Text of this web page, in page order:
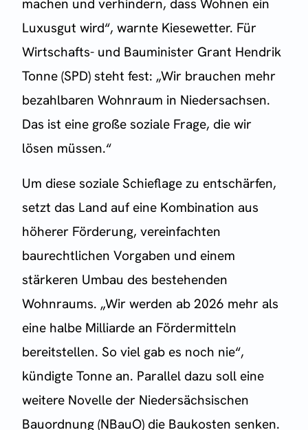
machen und verhindern, dass Wohnen ein
Luxusgut wird“, warnte Kiesewetter. Für
Wirtschafts- und Bauminister Grant Hendrik
Tonne (SPD) steht fest: „Wir brauchen mehr
bezahlbaren Wohnraum in Niedersachsen.
Das ist eine große soziale Frage, die wir
lösen müssen.“
Um diese soziale Schieflage zu entschärfen,
setzt das Land auf eine Kombination aus
höherer Förderung, vereinfachten
baurechtlichen Vorgaben und einem
stärkeren Umbau des bestehenden
Wohnraums. „Wir werden ab 2026 mehr als
eine halbe Milliarde an Fördermitteln
bereitstellen. So viel gab es noch nie“,
kündigte Tonne an. Parallel dazu soll eine
weitere Novelle der Niedersächsischen
Bauordnung (NBauO) die Baukosten senken.